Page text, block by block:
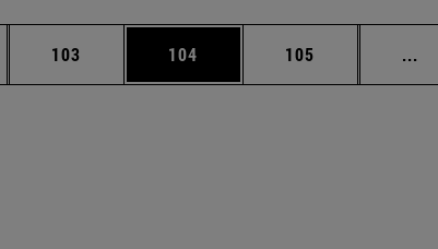
intermedias Use TAB para desplazarse.
Página
103 Página
104 Página
105 ...